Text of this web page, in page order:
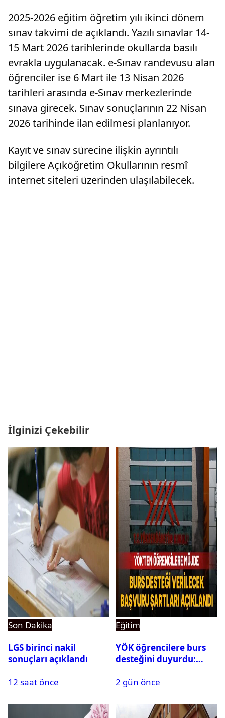
2025-2026 eğitim öğretim yılı ikinci dönem
sınav takvimi de açıklandı. Yazılı sınavlar 14-
15 Mart 2026 tarihlerinde okullarda basılı
evrakla uygulanacak. e-Sınav randevusu alan
öğrenciler ise 6 Mart ile 13 Nisan 2026
tarihleri arasında e-Sınav merkezlerinde
sınava girecek. Sınav sonuçlarının 22 Nisan
2026 tarihinde ilan edilmesi planlanıyor.
Kayıt ve sınav sürecine ilişkin ayrıntılı
bilgilere Açıköğretim Okullarının resmî
internet siteleri üzerinden ulaşılabilecek.
İlginizi Çekebilir
Son Dakika
LGS birinci nakil
sonuçları açıklandı
12 saat önce
Eğitim
YÖK öğrencilere burs
desteğini duyurdu:
açıklandı
2 gün önce